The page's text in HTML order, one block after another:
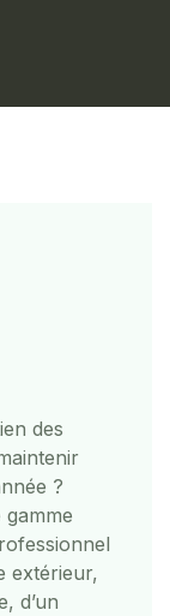
des
?
extérieur,
d’un